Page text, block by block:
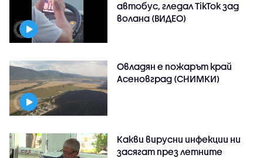
автобус, гледал TikTok зад
волана (ВИДЕО)
Овладян е пожарът край
Асеновград (СНИМКИ)
Какви вирусни инфекции ни
засягат през летните